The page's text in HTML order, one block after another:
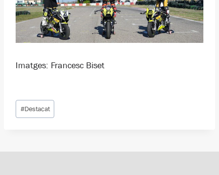
Imatges: Francesc Biset
Etiquetes
d'entrada
#Destacat